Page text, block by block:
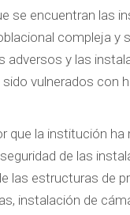
se encuentran las
compleja y
adversos y las
vulnerados con
que la institución ha
de las
las estructuras de
instalación de